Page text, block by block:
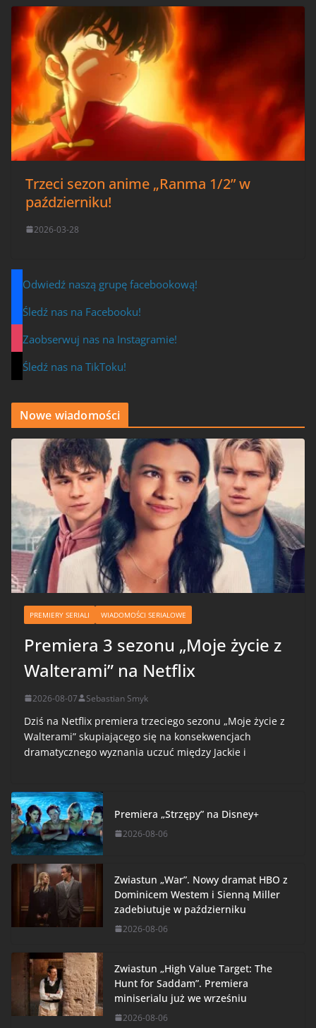
Trzeci sezon anime „Ranma 1/2” w
październiku!
2026-03-28
Odwiedź naszą grupę facebookową!
Śledź nas na Facebooku!
Zaobserwuj nas na Instagramie!
Śledź nas na TikToku!
Nowe wiadomości
PREMIERY SERIALI WIADOMOŚCI SERIALOWE
Premiera 3 sezonu „Moje życie z
Walterami” na Netflix
2026-08-07 Sebastian Smyk
Dziś na Netflix premiera trzeciego sezonu „Moje życie z
Walterami” skupiającego się na konsekwencjach
dramatycznego wyznania uczuć między Jackie i
Premiera „Strzępy” na Disney+
2026-08-06
Zwiastun „War”. Nowy dramat HBO z
Dominicem Westem i Sienną Miller
zadebiutuje w październiku
2026-08-06
Zwiastun „High Value Target: The
Hunt for Saddam”. Premiera
miniserialu już we wrześniu
2026-08-06